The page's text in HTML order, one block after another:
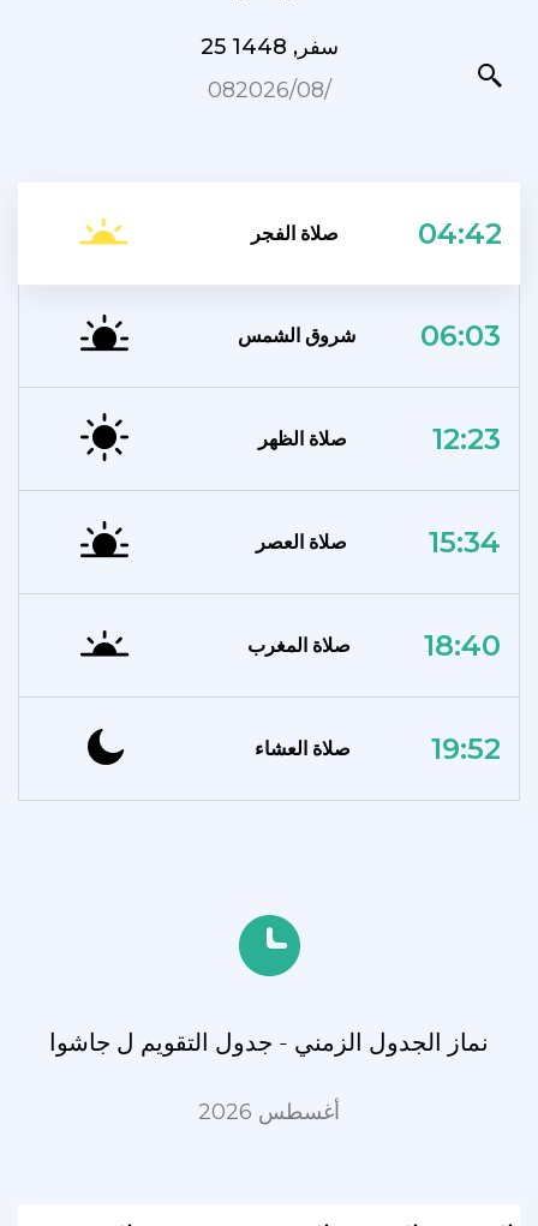
25 سفر, 1448
08‏/08‏/2026
صلاة الفجر 04:42
شروق الشمس 06:03
صلاة الظهر 12:23
صلاة العصر 15:34
صلاة المغرب 18:40
صلاة العشاء 19:52
نماز الجدول الزمني - جدول التقويم ل جاشوا
أغسطس 2026